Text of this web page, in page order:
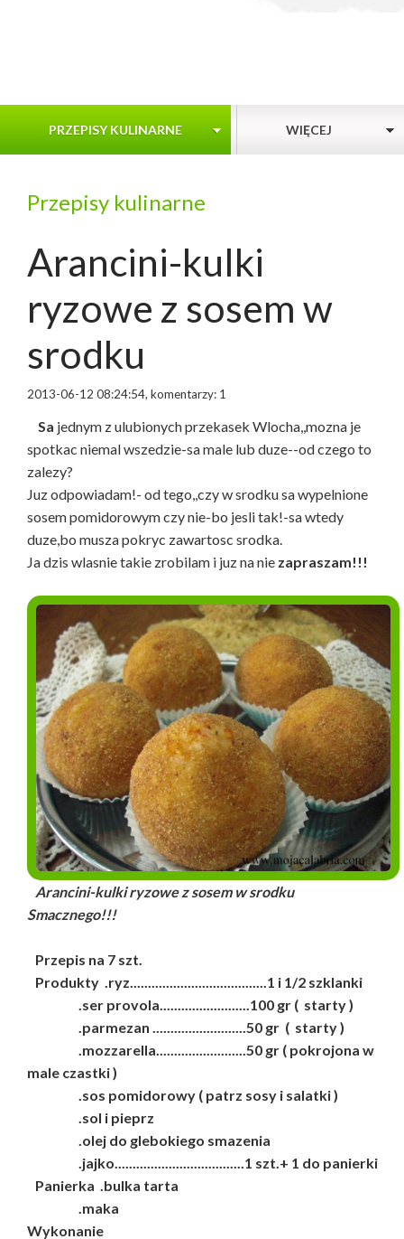
PRZEPISY KULINARNE WIĘCEJ
Przepisy kulinarne
Arancini-kulki
ryzowe z sosem w
srodku
2013-06-12 08:24:54, komentarzy: 1
Sa jednym z ulubionych przekasek Wlocha,,mozna je
spotkac niemal wszedzie-sa male lub duze--od czego to
zalezy?
Juz odpowiadam!- od tego,,czy w srodku sa wypelnione
sosem pomidorowym czy nie-bo jesli tak!-sa wtedy
duze,bo musza pokryc zawartosc srodka.
Ja dzis wlasnie takie zrobilam i juz na nie zapraszam!!!
Arancini-kulki ryzowe z sosem w srodku
Smacznego!!!
Przepis na 7 szt.
Produkty .ryz......................................1 i 1/2 szklanki
.ser provola.........................100 gr ( starty )
.parmezan ..........................50 gr ( starty )
.mozzarella.........................50 gr ( pokrojona w
male czastki )
.sos pomidorowy ( patrz sosy i salatki )
.sol i pieprz
.olej do glebokiego smazenia
.jajko....................................1 szt.+ 1 do panierki
Panierka .bulka tarta
.maka
Wykonanie